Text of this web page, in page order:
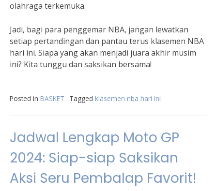
olahraga terkemuka.
Jadi, bagi para penggemar NBA, jangan lewatkan
setiap pertandingan dan pantau terus klasemen NBA
hari ini. Siapa yang akan menjadi juara akhir musim
ini? Kita tunggu dan saksikan bersama!
Posted in BASKET Tagged klasemen nba hari ini
Jadwal Lengkap Moto GP
2024: Siap-siap Saksikan
Aksi Seru Pembalap Favorit!